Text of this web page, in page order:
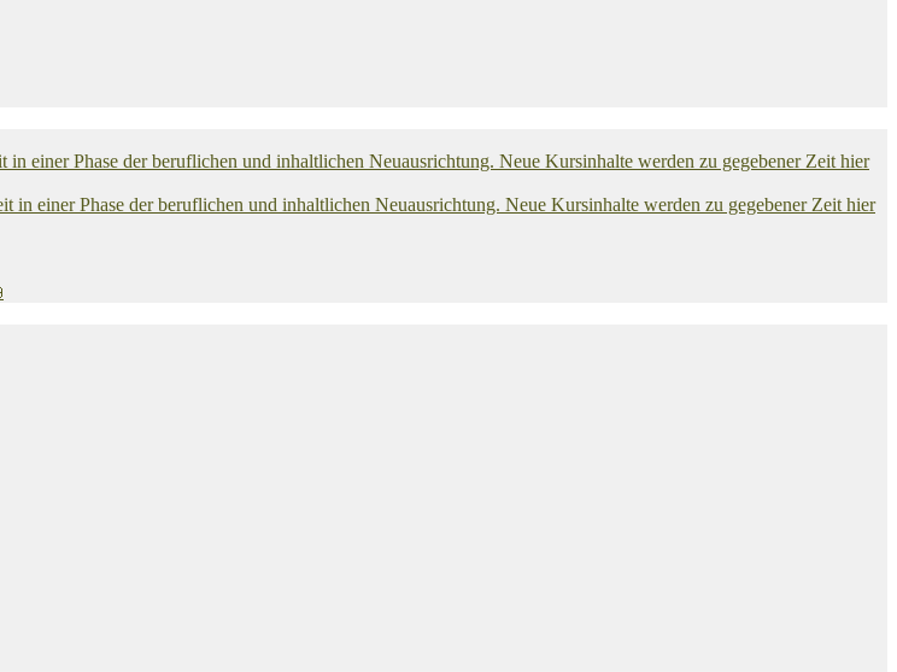
Phase der beruflichen und inhaltlichen Neuausrichtung. Neue Kursinhalte werden zu gegebener Zeit hier
Phase der beruflichen und inhaltlichen Neuausrichtung. Neue Kursinhalte werden zu gegebener Zeit hier